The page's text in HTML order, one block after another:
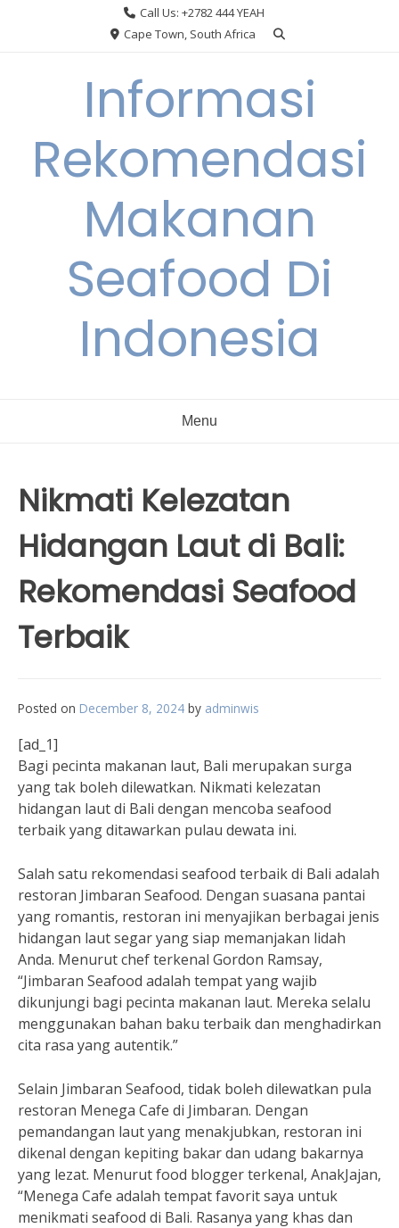
Call Us: +2782 444 YEAH
Cape Town, South Africa
Informasi
Rekomendasi
Makanan
Seafood Di
Indonesia
Menu
Nikmati Kelezatan
Hidangan Laut di Bali:
Rekomendasi Seafood
Terbaik
Posted on December 8, 2024 by adminwis
[ad_1]
Bagi pecinta makanan laut, Bali merupakan surga
yang tak boleh dilewatkan. Nikmati kelezatan
hidangan laut di Bali dengan mencoba seafood
terbaik yang ditawarkan pulau dewata ini.
Salah satu rekomendasi seafood terbaik di Bali adalah
restoran Jimbaran Seafood. Dengan suasana pantai
yang romantis, restoran ini menyajikan berbagai jenis
hidangan laut segar yang siap memanjakan lidah
Anda. Menurut chef terkenal Gordon Ramsay,
“Jimbaran Seafood adalah tempat yang wajib
dikunjungi bagi pecinta makanan laut. Mereka selalu
menggunakan bahan baku terbaik dan menghadirkan
cita rasa yang autentik.”
Selain Jimbaran Seafood, tidak boleh dilewatkan pula
restoran Menega Cafe di Jimbaran. Dengan
pemandangan laut yang menakjubkan, restoran ini
dikenal dengan kepiting bakar dan udang bakarnya
yang lezat. Menurut food blogger terkenal, AnakJajan,
“Menega Cafe adalah tempat favorit saya untuk
menikmati seafood di Bali. Rasanya yang khas dan